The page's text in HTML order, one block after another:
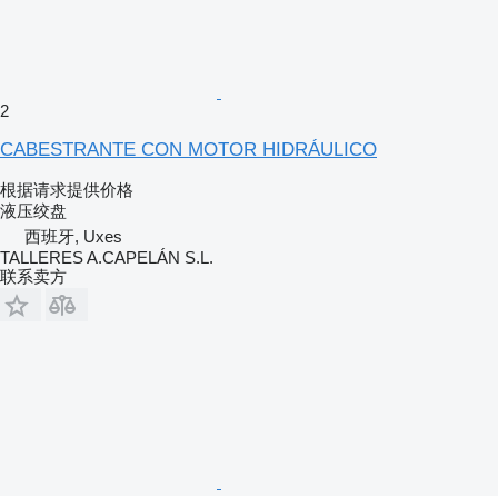
2
CABESTRANTE CON MOTOR HIDRÁULICO
根据请求提供价格
液压绞盘
西班牙, Uxes
TALLERES A.CAPELÁN S.L.
联系卖方